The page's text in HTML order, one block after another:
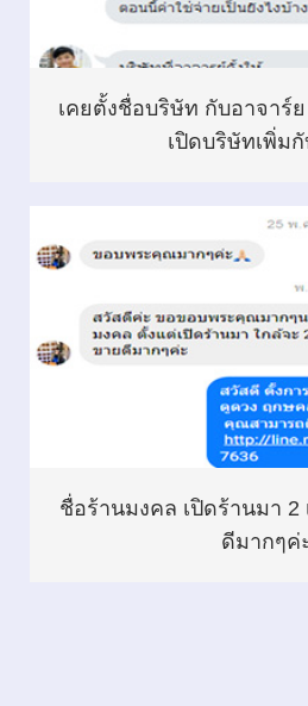
เคยตั้งชื่อบริษัท กับอาจาร์
เปิดบริษัทเพิ่ม
ชื่อร้านมงคล เปิดร้านมา
ดีมากๆค่